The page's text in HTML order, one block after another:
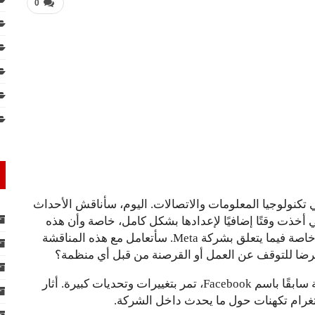
0
المعلومات والاتصالات. اليوم، سأناقش الأحداث
أخذت وقتًا إضافيًا لإعدادها بشكل كامل، خاصة وأن هذه
هي المرة الأولى التي أتعمق فيها في مواضيع مهمة، خاصة فيما يتعلق بشركة Meta. سأتعامل مع هذه المناقشة
من الأحداث الأخيرة، يتضح أن شركة Meta، المعروفة سابقًا باسم Facebook، تمر بتغييرات وتحديات كبيرة. أثار
تكهنات حول ما يحدث داخل الشركة.